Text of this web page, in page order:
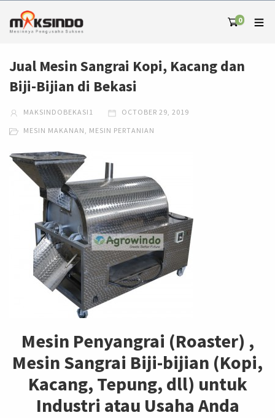
0
Jual Mesin Sangrai Kopi, Kacang dan
Biji-Bijian di Bekasi
MAKSINDOBEKASI1 OCTOBER 29, 2019
MESIN MAKANAN, MESIN PERTANIAN
Mesin Penyangrai (Roaster) ,
Mesin Sangrai Biji-bijian (Kopi,
Kacang, Tepung, dll) untuk
Industri atau Usaha Anda